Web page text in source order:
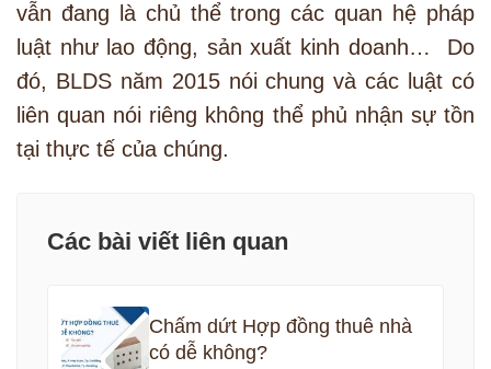
vẫn đang là chủ thể trong các quan hệ pháp
luật như lao động, sản xuất kinh doanh… Do
đó, BLDS năm 2015 nói chung và các luật có
liên quan nói riêng không thể phủ nhận sự tồn
tại thực tế của chúng.
Các bài viết liên quan
Chấm dứt Hợp đồng thuê nhà
có dễ không?